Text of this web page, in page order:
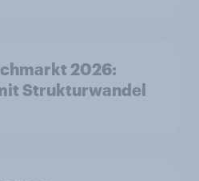
2026:
Strukturwandel